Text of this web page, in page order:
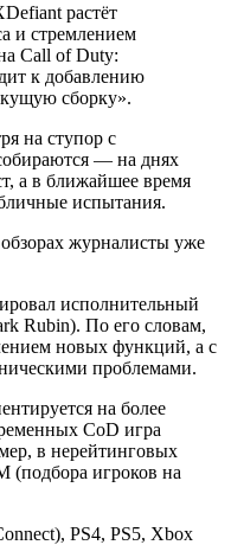
растёт
и стремлением
Call of Duty:
к добавлению
сборку».
на ступор с
— на днях
а в ближайшее время
испытания.
журналисты уже
исполнительный
Rubin). По его словам,
новых функций, а с
проблемами.
на более
CoD игра
в нерейтинговых
(подбора игроков на
PS4, PS5, Xbox